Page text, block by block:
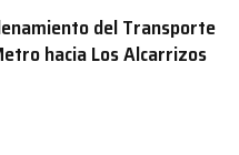
del Transporte
hacia Los Alcarrizos